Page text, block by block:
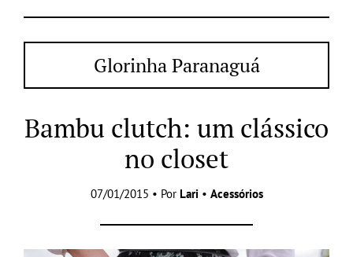
Glorinha Paranaguá
Bambu clutch: um clássico
no closet
07/01/2015 • Por Lari • Acessórios